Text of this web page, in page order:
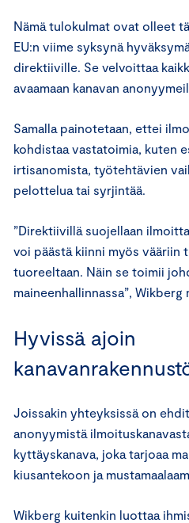
Nämä tulokulmat ovat olleet
EU:n viime syksynä
direktiiville. Se velvoittaa
avaamaan kanavan
Samalla painotetaan, ettei
kohdistaa vastatoimia, kuten
irtisanomista, työtehtävien
pelottelua tai syrjintää.
”Direktiivillä suojellaan
voi päästä kiinni myös vääriin
tuoreeltaan. Näin se toimii
maineenhallinnassa”, Wikberg
Hyvissä ajoin
Joissakin yhteyksissä on
anonyymistä
kyttäyskanava, joka tarjoaa
kiusantekoon ja
Wikberg kuitenkin luottaa